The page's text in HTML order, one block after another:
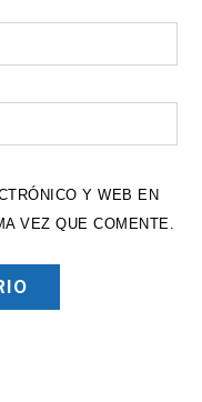
Y WEB EN
VEZ QUE COMENTE.